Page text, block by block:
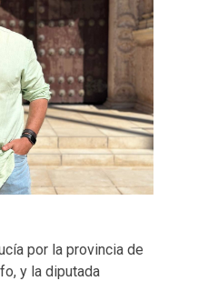
por la provincia de
y la diputada